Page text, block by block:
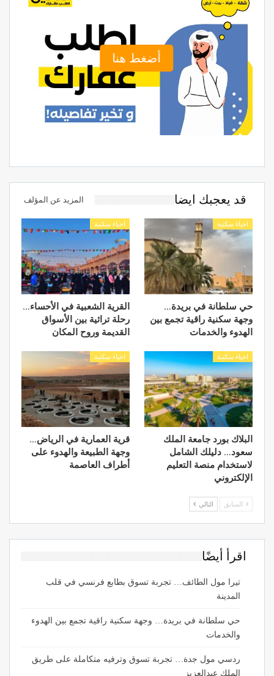
أضغط هنا
قد يعجبك ايضا المزيد عن المؤلف
احياء سكنية
حي سلطانة في بريدة…
وجهة سكنية راقية تجمع بين
الهدوء والخدمات
احياء سكنية
القرية الشعبية في الأحساء…
رحلة تراثية بين الأسواق
القديمة وروح المكان
احياء سكنية
البلاك بورد جامعة الملك
سعود… دليلك الشامل
لاستخدام منصة التعليم
الإلكتروني
احياء سكنية
قرية العمارية في الرياض…
وجهة الطبيعة والهدوء على
أطراف العاصمة
السابق التالي
اقرأ أيضًا
تيرا مول الطائف… تجربة تسوق بطابع فرنسي في قلب
المدينة
حي سلطانة في بريدة… وجهة سكنية راقية تجمع بين الهدوء
والخدمات
ردسي مول جدة… تجربة تسوق وترفيه متكاملة على طريق
الملك عبدالعزيز